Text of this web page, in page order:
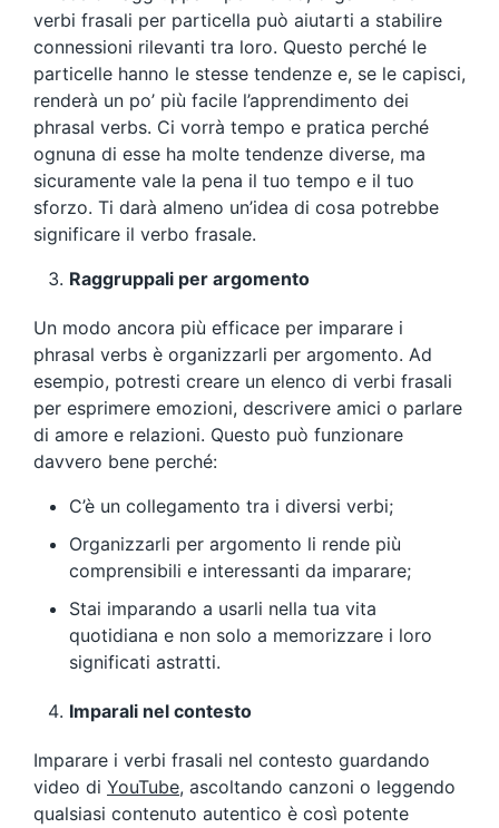
verbi frasali per particella può aiutarti a stabilire
connessioni rilevanti tra loro. Questo perché le
particelle hanno le stesse tendenze e, se le capisci,
renderà un po’ più facile l’apprendimento dei
phrasal verbs. Ci vorrà tempo e pratica perché
ognuna di esse ha molte tendenze diverse, ma
sicuramente vale la pena il tuo tempo e il tuo
sforzo. Ti darà almeno un’idea di cosa potrebbe
significare il verbo frasale.
Raggruppali per argomento
Un modo ancora più efficace per imparare i
phrasal verbs è organizzarli per argomento. Ad
esempio, potresti creare un elenco di verbi frasali
per esprimere emozioni, descrivere amici o parlare
di amore e relazioni. Questo può funzionare
davvero bene perché:
C’è un collegamento tra i diversi verbi;
Organizzarli per argomento li rende più
comprensibili e interessanti da imparare;
Stai imparando a usarli nella tua vita
quotidiana e non solo a memorizzare i loro
significati astratti.
Imparali nel contesto
Imparare i verbi frasali nel contesto guardando
video di YouTube, ascoltando canzoni o leggendo
qualsiasi contenuto autentico è così potente